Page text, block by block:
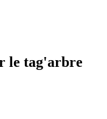
le tag'arbre